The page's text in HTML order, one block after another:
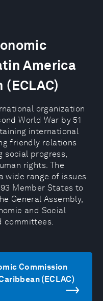
America
organization
World War by 51
international
friendly relations
social progress,
rights. The
wide range of issues
Member States to
General Assembly,
and Social
committees.
Commission
(ECLAC)